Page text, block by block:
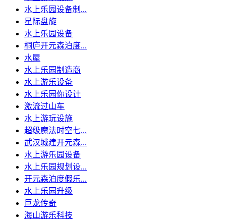
水上乐园设备制...
星际盘旋
水上乐园设备
桐庐开元森泊度...
水屋
水上乐园制造商
水上游乐设备
水上乐园你设计
激流过山车
水上游玩设施
超级魔法时空七...
武汉城建开元森...
水上游乐园设备
水上乐园规划设...
开元森泊度假乐...
水上乐园升级
巨龙传奇
海山游乐科技